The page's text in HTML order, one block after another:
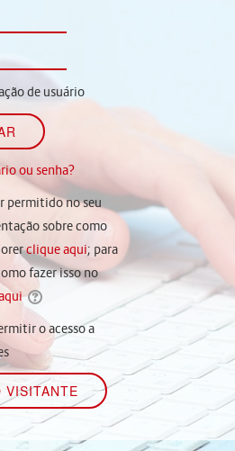
de usuário
ou senha?
permitido no seu
sobre como
clique aqui; para
fazer isso no
o acesso a